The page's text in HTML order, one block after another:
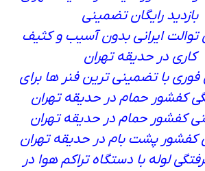
بازدید رایگان تضمینی
توالت ایرانی بدون آسیب و کثیف
کاری در حدیقه تهران
فوری با تضمینی ترین فنر ها برای
کفشور حمام در حدیقه تهران
کفشور حمام در حدیقه تهران
کفشور پشت بام در حدیقه تهران
لوله با دستگاه تراکم هوا در